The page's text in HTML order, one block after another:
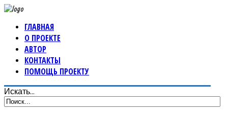
ГЛАВНАЯ
О ПРОЕКТЕ
АВТОР
КОНТАКТЫ
ПОМОЩЬ ПРОЕКТУ
Искать...